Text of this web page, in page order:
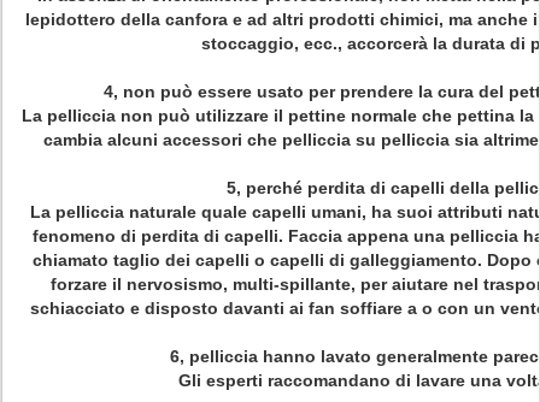
lepidottero della canfora e ad altri prodotti chimici, ma anche
stoccaggio, ecc., accorcerà la durata di
4, non può essere usato per prendere la cura del
La pelliccia non può utilizzare il pettine normale che pettina
cambia alcuni accessori che pelliccia su pelliccia sia
5, perché perdita di capelli della
La pelliccia naturale quale capelli umani, ha suoi attributi
fenomeno di perdita di capelli. Faccia appena una pelliccia
chiamato taglio dei capelli o capelli di galleggiamento. Dopo
forzare il nervosismo, multi-spillante, per aiutare nel
schiacciato e disposto davanti ai fan soffiare a o con un
6, pelliccia hanno lavato generalmente
Gli esperti raccomandano di lavare una